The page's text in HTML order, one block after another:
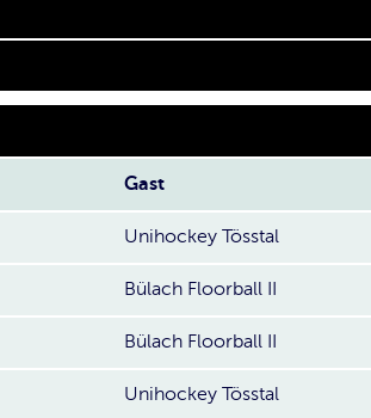
Gast
Unihockey Tösstal
Bülach Floorball II
Bülach Floorball II
Unihockey Tösstal